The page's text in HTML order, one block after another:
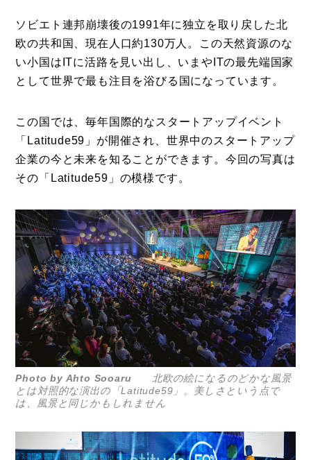
特集
事例
Photos
運営会社
登録
ソビエト連邦崩壊後の1991年に独立を取り戻した北
欧の共和国、現在人口約130万人。この天然資源のな
い小国はITに活路を見い出し、いまやITの最先端国家
として世界で最も注目を浴びる国になっています。
この国では、毎年国際的なスタートアップイベント
「Latitude59」が開催され、世界中のスタートアップ
企業の今と未来を知ることができます。今回の写真は
その「Latitude59」の模様です。
Photo by Ahto Sooaru 北欧の絵になるのどかな風景
とは対照的な演出の「Latitude59」。美しさという点で
は、風景と同じかもしれません